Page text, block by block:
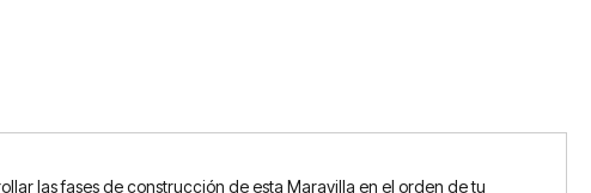
las fases de construcción de esta Maravilla en el orden de tu